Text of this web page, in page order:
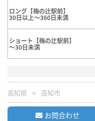
ロング【梅の辻駅前】
30日以上～360日未満
ショート【梅の辻駅前】
～30日未満
高知県 高知市
お問合わせ